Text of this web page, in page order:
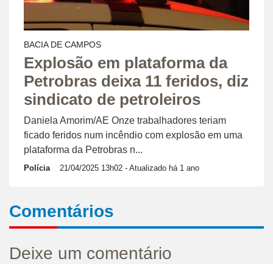
BACIA DE CAMPOS
Explosão em plataforma da
Petrobras deixa 11 feridos, diz
sindicato de petroleiros
Daniela Amorim/AE Onze trabalhadores teriam
ficado feridos num incêndio com explosão em uma
plataforma da Petrobras n...
Polícia 21/04/2025 13h02 - Atualizado há 1 ano
Comentários
Deixe um comentário